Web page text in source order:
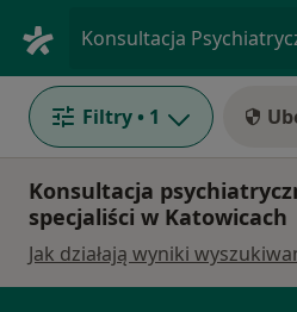
Filtry • 1
Konsultacja
specjaliści w Katowicach
Jak działają wyniki